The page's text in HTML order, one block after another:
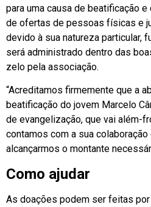
para uma causa de beatificação
de ofertas de pessoas físicas e
devido à sua natureza particular,
será administrado dentro das
zelo pela associação.
“Acreditamos firmemente que a
beatificação do jovem Marcelo
de evangelização, que vai além-
contamos com a sua colaboração
alcançarmos o montante
Como ajudar
As doações podem ser feitas